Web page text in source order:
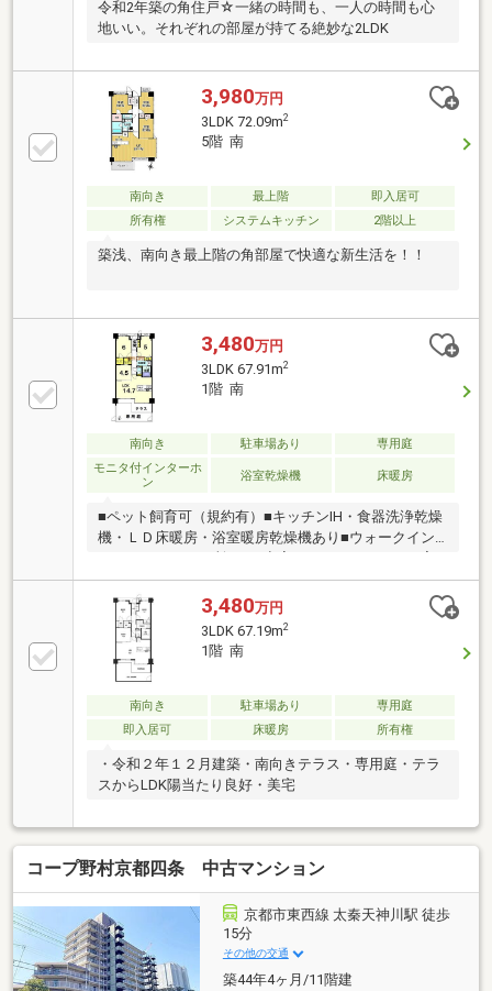
令和2年築の角住戸☆一緒の時間も、一人の時間も心
地いい。それぞれの部屋が持てる絶妙な2LDK
3,980万円
3LDK 72.09m2
5階 南
南向き 最上階
即入居可
所有権
システムキッチン 2階以上
築浅、南向き最上階の角部屋で快適な新生活を！！
3,480万円
3LDK 67.91m2
1階 南
南向き 駐車場あり
専用庭
モニタ付インターホ
ン
浴室乾燥機 床暖房
■ペット飼育可（規約有）■キッチンIH・食器洗浄乾燥
機・ＬＤ床暖房・浴室暖房乾燥機あり■ウォークイン
内可能ですのでお気軽にお問い合わせ下さいませ
3,480万円
3LDK 67.19m2
1階 南
南向き 駐車場あり
専用庭
即入居可
床暖房 所有権
・令和２年１２月建築・南向きテラス・専用庭・テラ
スからLDK陽当たり良好・美宅
コープ野村京都四条 中古マンション
京都市東西線 太秦天神川駅 徒歩
15分
その他の交通
築44年4ヶ月/11階建